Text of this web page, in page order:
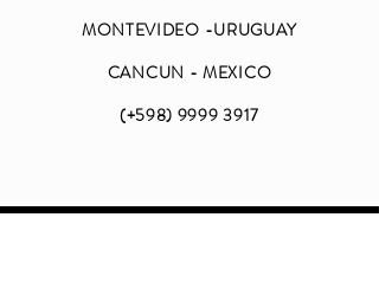
MONTEVIDEO -URUGUAY
CANCUN - MEXICO
(+598) 9999 3917